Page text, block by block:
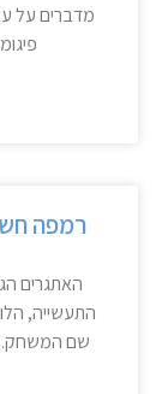
מדברים על
רמפה
האתגרים
התעשייה,
שם המשחק.